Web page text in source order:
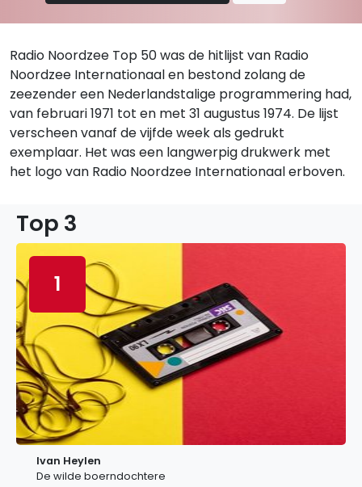
Radio Noordzee Top 50 was de hitlijst van Radio
Noordzee Internationaal en bestond zolang de
zeezender een Nederlandstalige programmering had,
van februari 1971 tot en met 31 augustus 1974. De lijst
verscheen vanaf de vijfde week als gedrukt
exemplaar. Het was een langwerpig drukwerk met
het logo van Radio Noordzee Internationaal erboven.
Top 3
1
Ivan Heylen
De wilde boerndochtere